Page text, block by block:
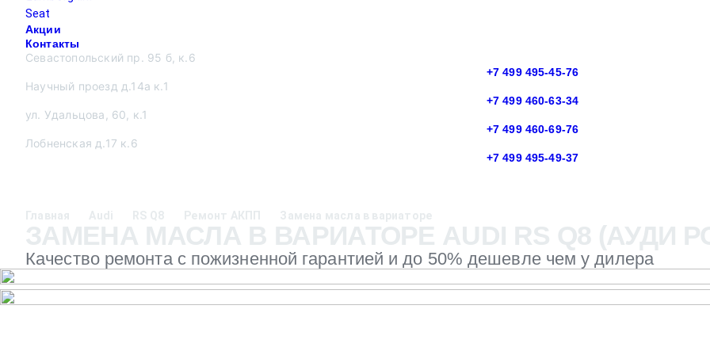
Seat
Акции
Контакты
Севастопольский пр. 95 б, к.6
+7 499 495-45-76
Научный проезд д.14а к.1
+7 499 460-63-34
ул. Удальцова, 60, к.1
+7 499 460-69-76
Лобненская д.17 к.6
+7 499 495-49-37
Главная Audi RS Q8 Ремонт АКПП Замена масла в вариаторе
ЗАМЕНА МАСЛА В ВАРИАТОРЕ AUDI RS Q8 (АУДИ
Качество ремонта с пожизненной гарантией и до 50% дешевле чем у дилера